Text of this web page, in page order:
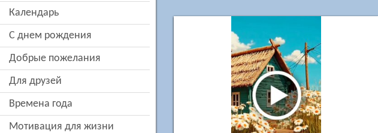
Календарь
c днем рождения
добрые пожелания
для друзей
времена года
мотивация для жизни